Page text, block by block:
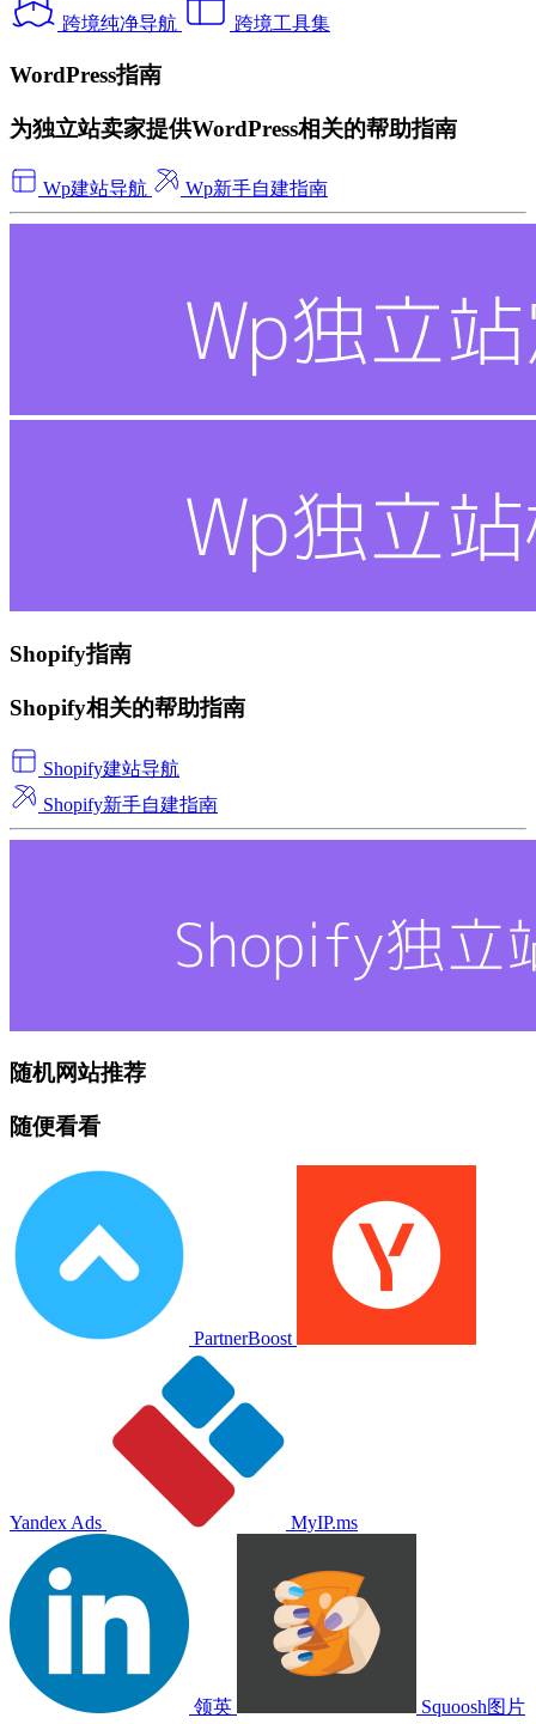
跨境纯净导航 跨境工具集
WordPress指南
为独立站卖家提供WordPress相关的帮助指南
Wp建站导航 Wp新手自建指南
Shopify指南
Shopify相关的帮助指南
Shopify建站导航
Shopify新手自建指南
随机网站推荐
随便看看
PartnerBoost
Yandex Ads MyIP.ms
领英 Squoosh图片